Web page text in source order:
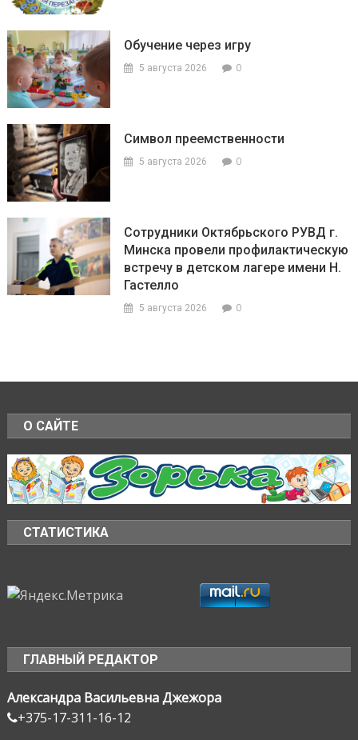
Обучение через игру
5 августа 2026 0
Символ преемственности
5 августа 2026 0
Сотрудники Октябрьского РУВД г.
Минска провели профилактическую
встречу в детском лагере имени Н.
Гастелло
5 августа 2026 0
О САЙТЕ
СТАТИСТИКА
ГЛАВНЫЙ РЕДАКТОР
Александра Васильевна Джежора
+375-17-311-16-12